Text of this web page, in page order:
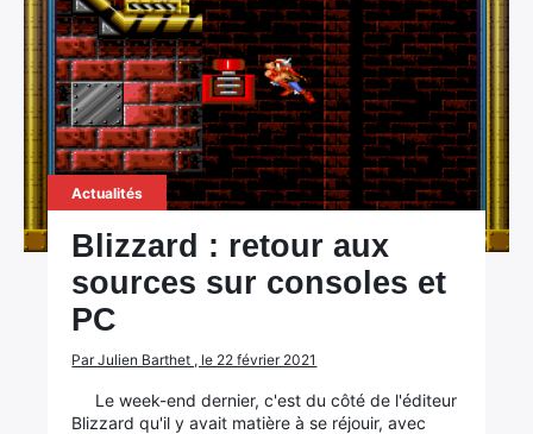
Actualités
Blizzard : retour aux
sources sur consoles et
PC
Par Julien Barthet , le 22 février 2021
Le week-end dernier, c'est du côté de l'éditeur
Blizzard qu'il y avait matière à se réjouir, avec